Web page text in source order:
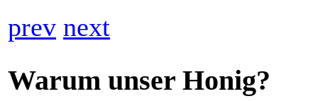
prev next
Warum unser Honig?